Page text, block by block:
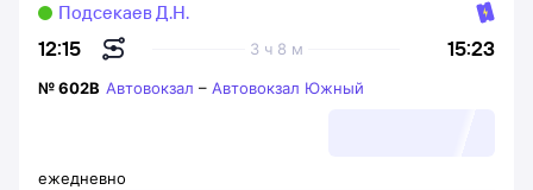
12:15 15:23
3 ч 8 м
Подсекаев Д.Н.
ежедневно
№602В Автовокзал – Автовокзал Южный